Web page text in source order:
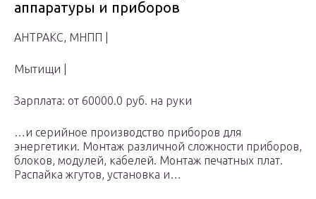
аппаратуры и приборов
АНТРАКС, МНПП |
Мытищи |
Зарплата: от 60000.0 руб. на руки
…и серийное производство приборов для
энергетики. Монтаж различной сложности приборов,
блоков, модулей, кабелей. Монтаж печатных плат.
Распайка жгутов, установка и…